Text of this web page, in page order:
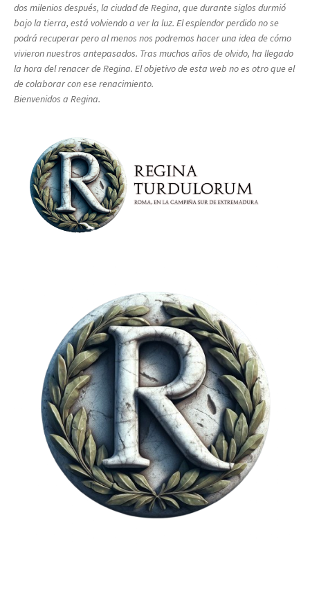
dos milenios después, la ciudad de Regina, que durante siglos durmió
bajo la tierra, está volviendo a ver la luz. El esplendor perdido no se
podrá recuperar pero al menos nos podremos hacer una idea de cómo
vivieron nuestros antepasados. Tras muchos años de olvido, ha llegado
la hora del renacer de Regina. El objetivo de esta web no es otro que el
de colaborar con ese renacimiento.
Bienvenidos a Regina.